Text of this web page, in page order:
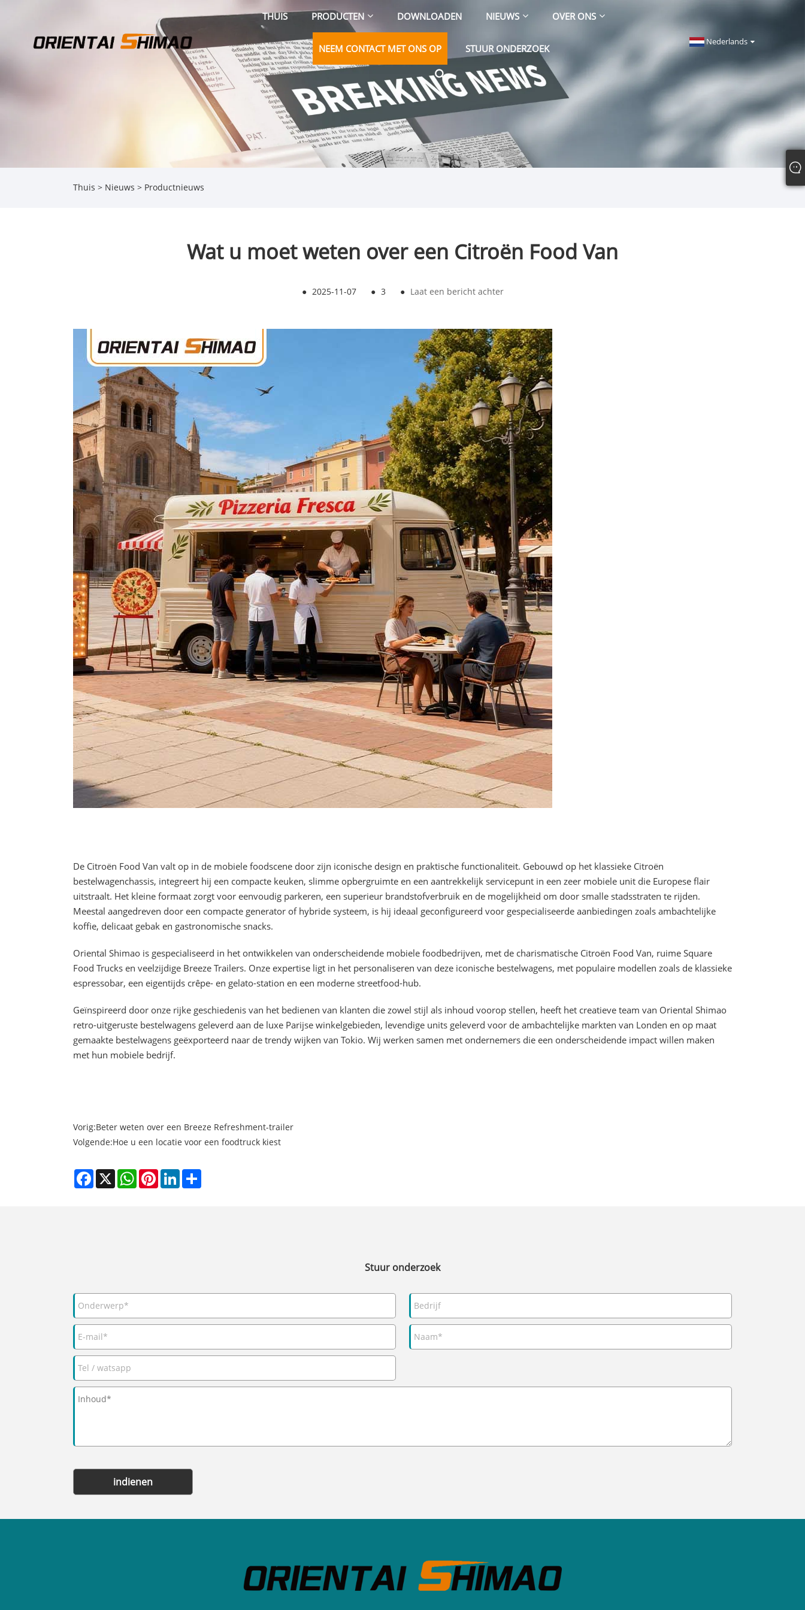
THUIS PRODUCTEN DOWNLOADEN NIEUWS OVER ONS
NEEM CONTACT MET ONS OP STUUR ONDERZOEK
Nederlands
Thuis > Nieuws > Productnieuws
Wat u moet weten over een Citroën Food Van
● 2025-11-07 ● 3 ● Laat een bericht achter
De Citroën Food Van valt op in de mobiele foodscene door zijn iconische design en praktische functionaliteit. Gebouwd op het klassieke Citroën
bestelwagenchassis, integreert hij een compacte keuken, slimme opbergruimte en een aantrekkelijk servicepunt in een zeer mobiele unit die Europese flair
uitstraalt. Het kleine formaat zorgt voor eenvoudig parkeren, een superieur brandstofverbruik en de mogelijkheid om door smalle stadsstraten te rijden.
Meestal aangedreven door een compacte generator of hybride systeem, is hij ideaal geconfigureerd voor gespecialiseerde aanbiedingen zoals ambachtelijke
koffie, delicaat gebak en gastronomische snacks.
Oriental Shimao is gespecialiseerd in het ontwikkelen van onderscheidende mobiele foodbedrijven, met de charismatische Citroën Food Van, ruime Square
Food Trucks en veelzijdige Breeze Trailers. Onze expertise ligt in het personaliseren van deze iconische bestelwagens, met populaire modellen zoals de klassieke
espressobar, een eigentijds crêpe- en gelato-station en een moderne streetfood-hub.
Geïnspireerd door onze rijke geschiedenis van het bedienen van klanten die zowel stijl als inhoud voorop stellen, heeft het creatieve team van Oriental Shimao
retro-uitgeruste bestelwagens geleverd aan de luxe Parijse winkelgebieden, levendige units geleverd voor de ambachtelijke markten van Londen en op maat
gemaakte bestelwagens geëxporteerd naar de trendy wijken van Tokio. Wij werken samen met ondernemers die een onderscheidende impact willen maken
met hun mobiele bedrijf.
Vorig:Beter weten over een Breeze Refreshment-trailer
Volgende:Hoe u een locatie voor een foodtruck kiest
Facebook
X WhatsAppPinterestLinkedIn
Stuur onderzoek
indienen